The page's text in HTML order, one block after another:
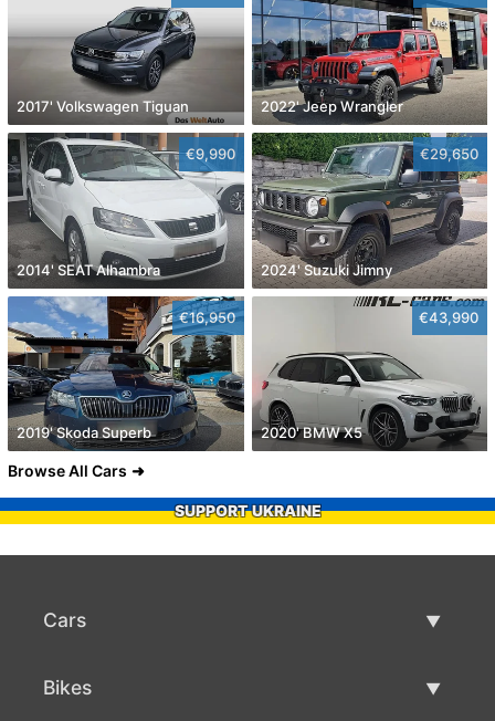
2017' Volkswagen Tiguan 2022' Jeep Wrangler
€9,990
2014' SEAT Alhambra
€29,650
2024' Suzuki Jimny
€16,950
2019' Skoda Superb
€43,990
2020' BMW X5
Browse All Cars
SUPPORT UKRAINE
Cars
Bikes